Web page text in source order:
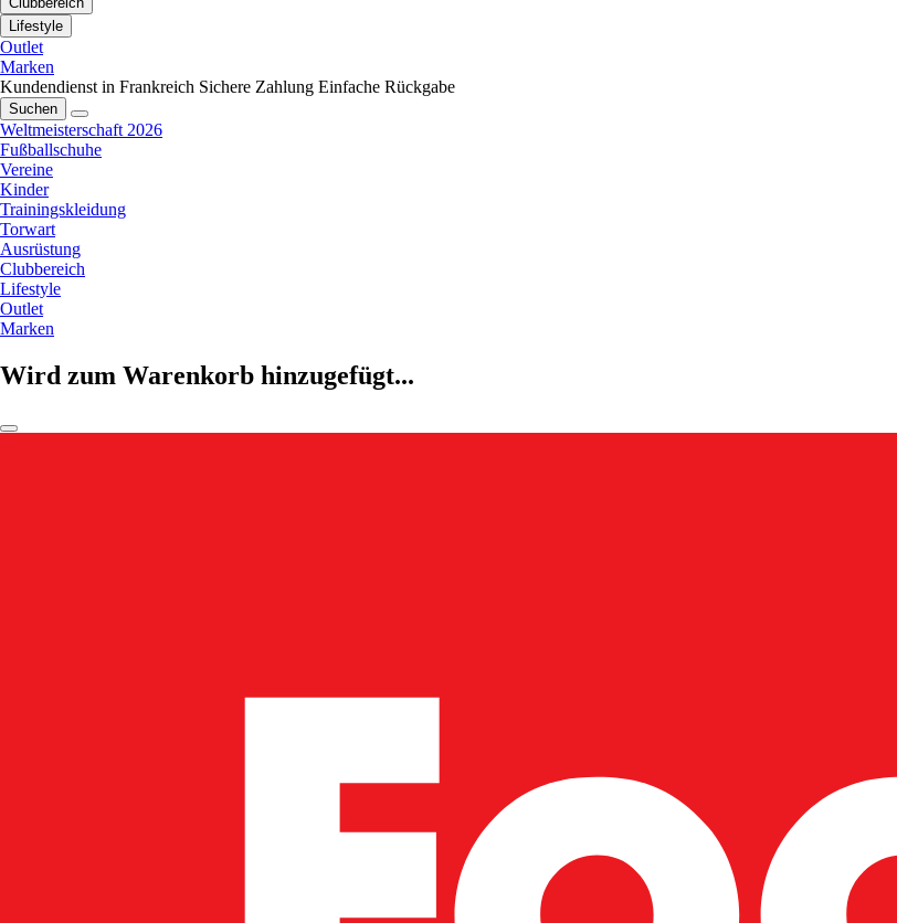
Lifestyle
Outlet
Marken
Kundendienst in Frankreich Sichere Zahlung Einfache Rückgabe
Suchen
Weltmeisterschaft 2026
Fußballschuhe
Vereine
Kinder
Trainingskleidung
Torwart
Ausrüstung
Clubbereich
Lifestyle
Outlet
Marken
Wird zum Warenkorb hinzugefügt...